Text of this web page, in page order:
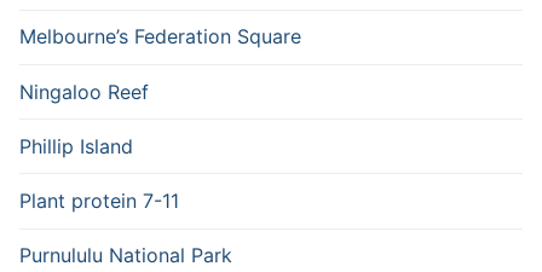
Melbourne’s Federation Square
Ningaloo Reef
Phillip Island
Plant protein 7-11
Purnululu National Park